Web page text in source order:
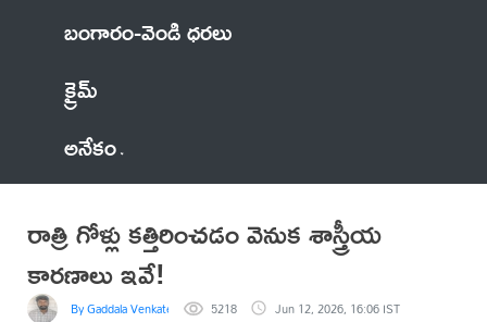
బంగారం-వెండి ధరలు
క్రైమ్
అనేకం
రాత్రి గోళ్లు కత్తిరించడం వెనుక శాస్త్రీయ
కారణాలు ఇవే!
By Gaddala VenkateswaraRao5218 Jun 12, 2026, 16:06 IST